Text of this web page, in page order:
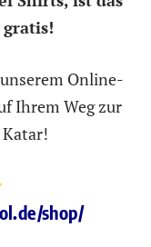
Online-
Ihrem Weg zur
shop/